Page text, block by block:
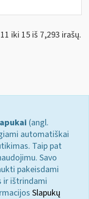
iki 15 iš 7,293 irašų.
(angl.
automatiškai
Taip pat
Savo
pakeisdami
ir ištrindami
Slapukų